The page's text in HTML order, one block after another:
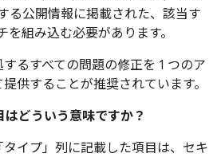
る公開情報に掲載された、該当す
を組み込む必要があります。
るすべての問題の修正を 1 つのア
供することが推奨されています。
はどういう意味ですか？
イプ」 列に記載した項目は、セキ